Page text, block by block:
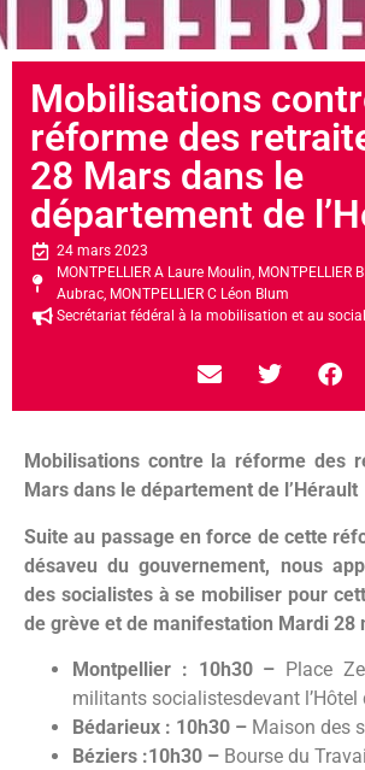
Mobilisations
réforme des
28 Mars dans le
département de
24 mars 2023
MONTPELLIER A Laure Moulin, MONTPELLIER
Aubrac, MONTPELLIER C Léon Blum
Secrétariat fédéral à la mobilisation et au social
Mobilisations contre la réforme des
Mars dans le département de l’Hérault
Suite au passage en force de cette
désaveu du gouvernement, nous
des socialistes à se mobiliser pour
de grève et de manifestation Mardi 28
Montpellier : 10h30 –
Place
militants socialistesdevant l’Hôtel
Bédarieux : 10h30 – Maison des
Béziers :10h30 – Bourse du Travail